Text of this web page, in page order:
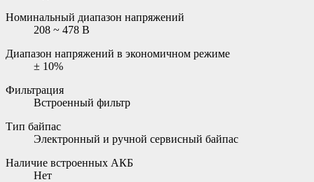
Номинальный диапазон напряжений
208 ~ 478 В
Диапазон напряжений в экономичном режиме
± 10%
Фильтрация
Встроенный фильтр
Тип байпас
Электронный и ручной сервисный байпас
Наличие встроенных АКБ
Нет